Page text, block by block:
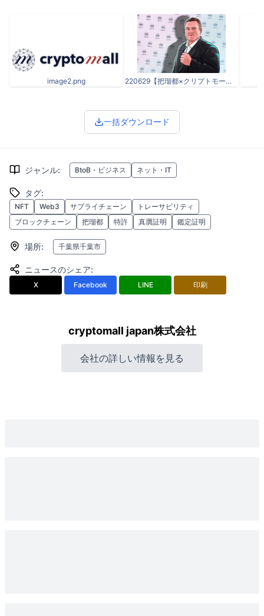
image2.png 220629【把瑠都×クリプトモール】画像.jpg
一括ダウンロード
ジャンル: BtoB・ビジネス ネット・IT
タグ:
NFT Web3 サプライチェーン
トレーサビリティ
ブロックチェーン
把瑠都 特許 真贋証明 鑑定証明
場所: 千葉県千葉市
ニュースのシェア:
X Facebook LINE 印刷
cryptomall japan株式会社
会社の詳しい情報を見る